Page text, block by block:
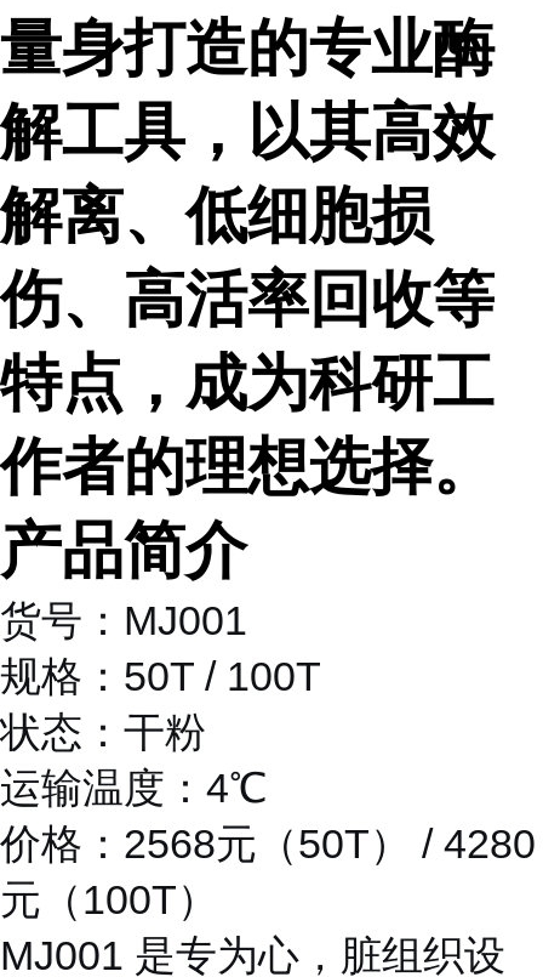
量身打造的专业酶
解工具，以其高效
解离、低细胞损
伤、高活率回收等
特点，成为科研工
作者的理想选择。
产品简介
货号：MJ001
规格：50T / 100T
状态：干粉
运输温度：4℃
价格：2568元（50T） / 4280
元（100T）
MJ001 是专为心，脏组织设